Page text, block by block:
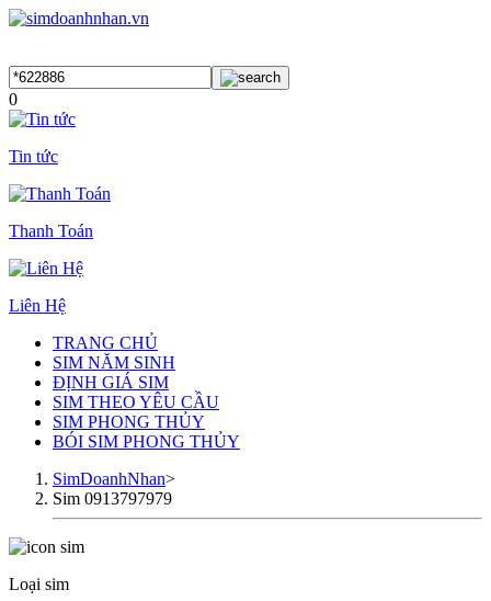
0
Tin tức
Thanh Toán
Liên Hệ
TRANG CHỦ
SIM NĂM SINH
ĐỊNH GIÁ SIM
SIM THEO YÊU CẦU
SIM PHONG THỦY
BÓI SIM PHONG THỦY
SimDoanhNhan>
Sim 0913797979
Loại sim